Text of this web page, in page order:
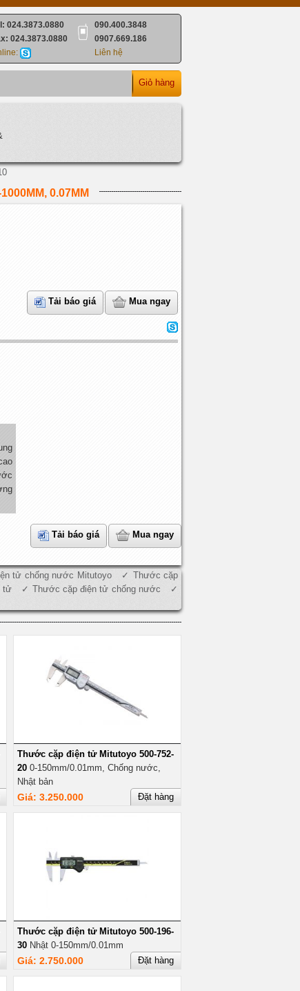
024.3873.0880
024.3873.0880
090.400.3848
0907.669.186
Liên hệ
Giỏ hàng
0.07MM
Tải báo giá Mua ngay
Tải báo giá Mua ngay
tử chống nước Mitutoyo
Thước cặp
tử
Thước cặp điện tử chống nước
Thước cặp điện tử Mitutoyo 500-752-
20 0-150mm/0.01mm, Chống nước,
Nhật bản
Giá: 3.250.000 Đặt hàng
Thước cặp điện tử Mitutoyo 500-196-
30 Nhật 0-150mm/0.01mm
Giá: 2.750.000 Đặt hàng